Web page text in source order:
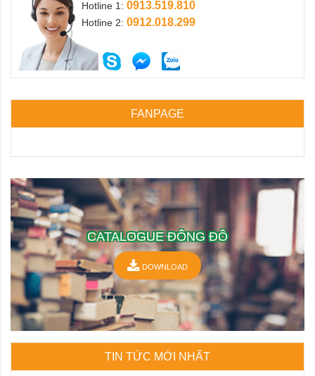
Hotline 1: 0913.519.810
Hotline 2: 0912.018.299
FANPAGE
CATALOGUE ĐÔNG ĐÔ
DOWNLOAD
TIN TỨC MỚI NHẤT